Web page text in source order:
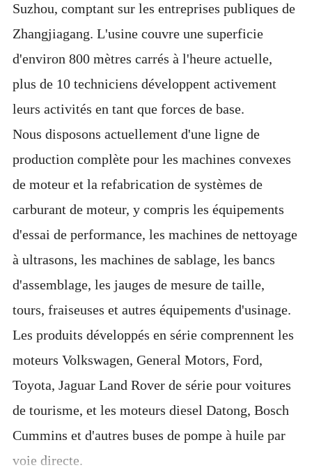
Suzhou, comptant sur les entreprises publiques de
Zhangjiagang. L'usine couvre une superficie
d'environ 800 mètres carrés à l'heure actuelle,
plus de 10 techniciens développent activement
leurs activités en tant que forces de base.
Nous disposons actuellement d'une ligne de
production complète pour les machines convexes
de moteur et la refabrication de systèmes de
carburant de moteur, y compris les équipements
d'essai de performance, les machines de nettoyage
à ultrasons, les machines de sablage, les bancs
d'assemblage, les jauges de mesure de taille,
tours, fraiseuses et autres équipements d'usinage.
Les produits développés en série comprennent les
moteurs Volkswagen, General Motors, Ford,
Toyota, Jaguar Land Rover de série pour voitures
de tourisme, et les moteurs diesel Datong, Bosch
Cummins et d'autres buses de pompe à huile par
voie directe.